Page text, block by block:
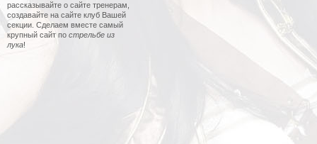
рассказывайте о сайте тренерам,
создавайте на сайте клуб Вашей
секции. Сделаем вместе самый
крупный сайт по стрельбе из
лука!